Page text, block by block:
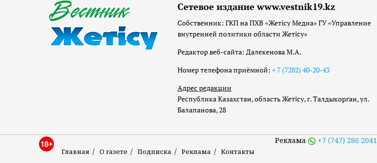
Сетевое издание www.vestnik19.kz
Собственник: ГКП на ПХВ «Жетісу Медиа» ГУ «Управление
внутренней политики области Жетісу»
Редактор веб-сайта: Далекенова М.А.
Номер телефона приёмной: + 7 (7282) 40-20-43
Адрес редакции
Республика Казахстан, область Жетісу, г. Талдыкорган, ул.
Балапанова, 28
Главная О газете Подписка Реклама Контакты
Реклама +7 (747) 286 2041